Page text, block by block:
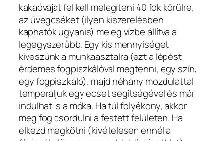
kakaóvajat fel kell melegíteni 40 fok körülre,
az üvegcséket (ilyen kiszerelésben
kaphatók ugyanis) meleg vízbe állítva a
legegyszerűbb. Egy kis mennyiséget
kiveszünk a munkaasztalra (ezt a lépést
érdemes fogpiszkálóval megtenni, egy szín,
egy fogpiszkáló), majd néhány mozdulattal
temperáljuk egy ecset segítségével és már
indulhat is a móka. Ha túl folyékony, akkor
meg fog csordulni a festett felületen. Ha
elkezd megkötni (kivételesen ennél a